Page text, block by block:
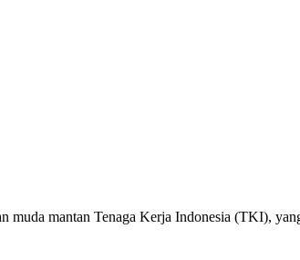
muda mantan Tenaga Kerja Indonesia (TKI),